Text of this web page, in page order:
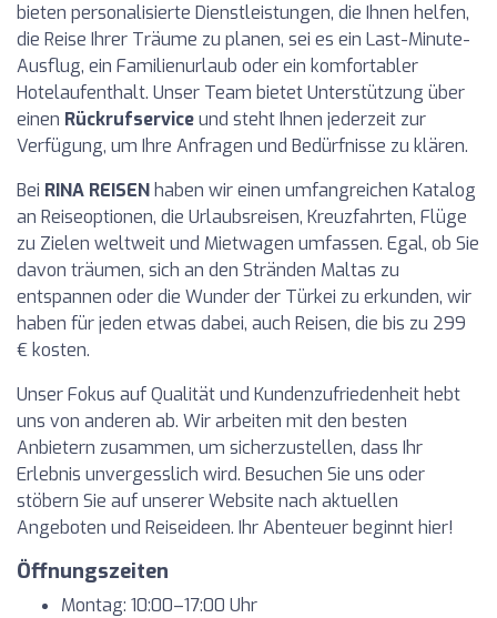
bieten personalisierte Dienstleistungen, die Ihnen helfen,
die Reise Ihrer Träume zu planen, sei es ein Last-Minute-
Ausflug, ein Familienurlaub oder ein komfortabler
Hotelaufenthalt. Unser Team bietet Unterstützung über
einen Rückrufserviceund steht Ihnen jederzeit zur
Verfügung, um Ihre Anfragen und Bedürfnisse zu klären.
Bei RINA REISEN haben wir einen umfangreichen Katalog
an Reiseoptionen, die Urlaubsreisen, Kreuzfahrten, Flüge
zu Zielen weltweit und Mietwagen umfassen. Egal, ob Sie
davon träumen, sich an den Stränden Maltas zu
entspannen oder die Wunder der Türkei zu erkunden, wir
haben für jeden etwas dabei, auch Reisen, die bis zu 299
€ kosten.
Unser Fokus auf Qualität und Kundenzufriedenheit hebt
uns von anderen ab. Wir arbeiten mit den besten
Anbietern zusammen, um sicherzustellen, dass Ihr
Erlebnis unvergesslich wird. Besuchen Sie uns oder
stöbern Sie auf unserer Website nach aktuellen
Angeboten und Reiseideen. Ihr Abenteuer beginnt hier!
Öffnungszeiten
Montag: 10:00–17:00 Uhr